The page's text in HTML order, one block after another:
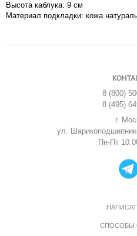
Высота каблука: 9 см
Материал подкладки: кожа
8 (800)
8 (495)
г.
ул.
Пн-Пт
СПОСОБЫ